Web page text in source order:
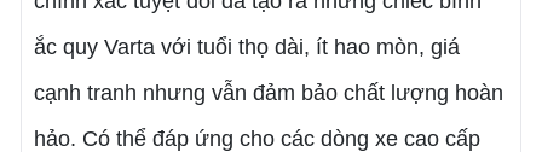
ắc quy Varta với tuổi thọ dài, ít hao mòn, giá
cạnh tranh nhưng vẫn đảm bảo chất lượng hoàn
hảo. Có thể đáp ứng cho các dòng xe cao cấp